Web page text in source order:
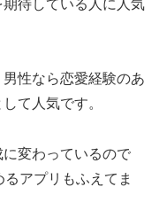
待している人に人気
性なら恋愛経験のあ
て人気です。
変わっているので
アプリもふえてま